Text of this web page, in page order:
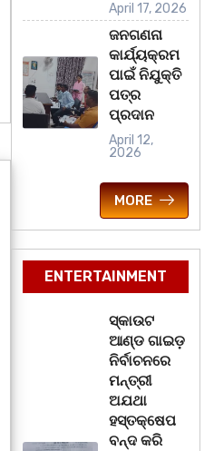
April 17, 2026
ଜନଗଣନା
କାର୍ଯ୍ୟକ୍ରମ
ପାଇଁ ନିଯୁକ୍ତି
ପତ୍ର
ପ୍ରଦାନ
April 12,
2026
MORE
ENTERTAINMENT
ସ୍କାଉଟ
ଆଣ୍ଡ ଗାଇଡ଼
ନିର୍ବାଚନରେ
ମନ୍ତ୍ରୀ
ଅଯଥା
ହସ୍ତକ୍ଷେପ
ବନ୍ଦ କରି